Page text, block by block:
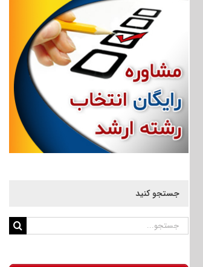
جستجو کنید
جستجو